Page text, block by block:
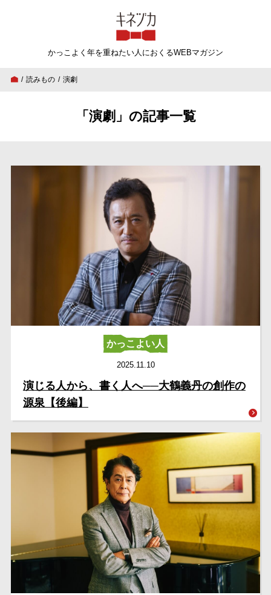
キネヅカ
かっこよく年を重ねたい人 におくるWEBマガジン
読みもの 演劇
「演劇」の記事一覧
かっこよい人
2025.11.10
演じる人から、書く人へ──大鶴義丹の創作の
源泉【後編】